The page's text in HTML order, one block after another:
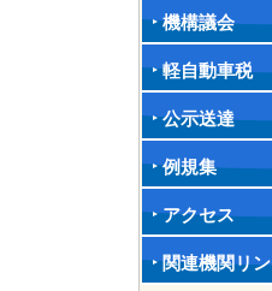
機構議会
軽自動車税
公示送達
例規集
アクセス
関連機関リ